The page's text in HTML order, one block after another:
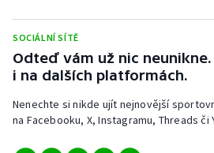
SOCIÁLNÍ SÍTĚ
Odteď vám už nic
i na dalších platformách.
Nenechte si nikde ujít nejnovější
na Facebooku, X, Instagramu, Threads či